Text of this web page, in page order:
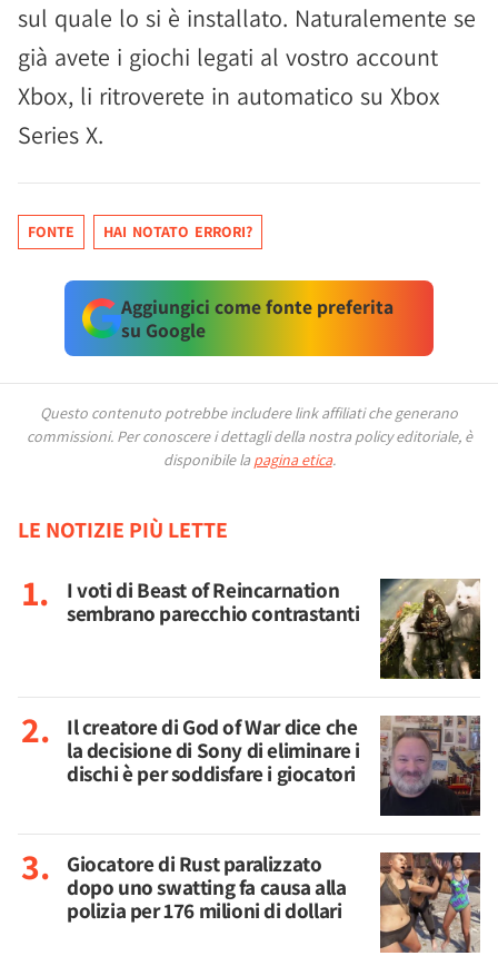
sul quale lo si è installato. Naturalemente se
già avete i giochi legati al vostro account
Xbox, li ritroverete in automatico su Xbox
Series X.
FONTE HAI NOTATO ERRORI?
Aggiungici come fonte preferita
su Google
Questo contenuto potrebbe includere link affiliati che generano
commissioni. Per conoscere i dettagli della nostra policy editoriale, è
disponibile la pagina etica.
LE NOTIZIE PIÙ LETTE
I voti di Beast of Reincarnation
sembrano parecchio contrastanti
Il creatore di God of War dice che
la decisione di Sony di eliminare i
dischi è per soddisfare i giocatori
Giocatore di Rust paralizzato
dopo uno swatting fa causa alla
polizia per 176 milioni di dollari